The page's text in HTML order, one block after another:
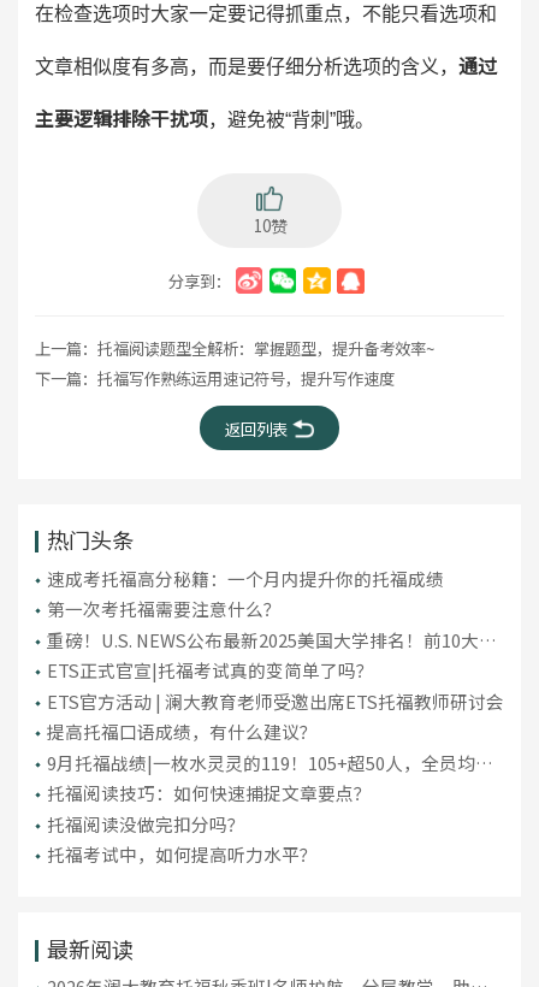
在检查选项时大家一定要记得抓重点，不能只看选项和
文章相似度有多高，而是要仔细分析选项的含义， 通过
主要逻辑排除干扰项，避免被“背刺”哦。
10赞
分享到：
上一篇： 托福阅读题型全解析：掌握题型，提升备考效率~
下一篇： 托福写作熟练运用速记符号，提升写作速度
返回列表
热门头条
​速成考托福高分秘籍：一个月内提升你的托福成绩
第一次考托福需要注意什么？
重磅！U.S. NEWS公布最新2025美国大学排名！前10大洗
牌，纽大重回TOP30！
ETS正式官宣|托福考试真的变简单了吗？
ETS官方活动 | 澜大教育老师受邀出席ETS托福教师研讨会
提高托福口语成绩，有什么建议？
9月托福战绩|一枚水灵灵的119！105+超50人，全员均分
破百！
托福阅读技巧：如何快速捕捉文章要点？
托福阅读没做完扣分吗？
托福考试中，如何提高听力水平？
最新阅读